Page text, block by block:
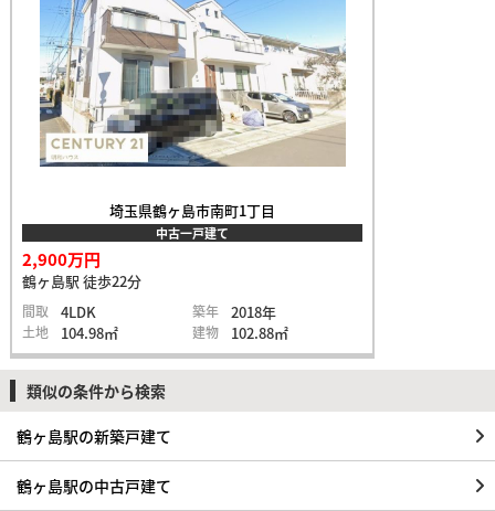
埼玉県鶴ヶ島市南町1丁目
中古一戸建て
2,900万円
鶴ヶ島駅 徒歩22分
間取 4LDK 築年 2018年
土地 104.98㎡ 建物 102.88㎡
類似の条件から検索
鶴ヶ島駅の新築戸建て
鶴ヶ島駅の中古戸建て